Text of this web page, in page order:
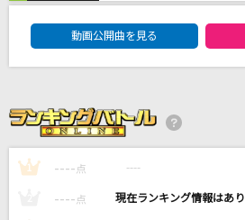
Rosy
SixTONES
愛してる
れるりり feat.初音ミク
[生音]水平線
back number
動画公開曲を見る
1 ---- 点 ----
---- 点 ----